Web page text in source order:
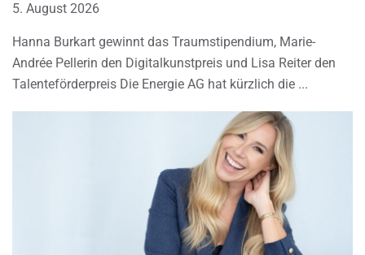
5. August 2026
Hanna Burkart gewinnt das Traumstipendium, Marie-
Andrée Pellerin den Digitalkunstpreis und Lisa Reiter den
Talenteförderpreis Die Energie AG hat kürzlich die